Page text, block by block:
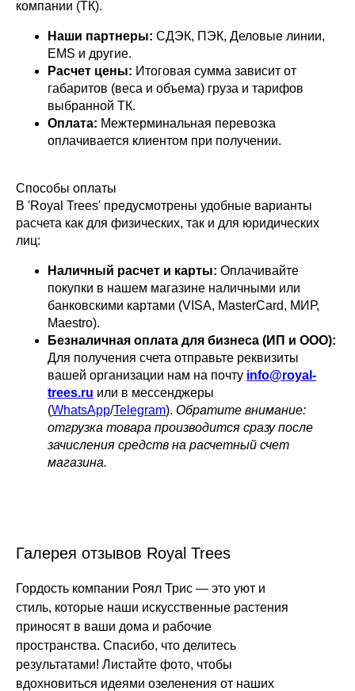
компании (ТК).
Наши партнеры: СДЭК, ПЭК, Деловые линии,
EMS и другие.
Расчет цены: Итоговая сумма зависит от
габаритов (веса и объема) груза и тарифов
выбранной ТК.
Оплата: Межтерминальная перевозка
оплачивается клиентом при получении.
Способы оплаты
В 'Royal Trees' предусмотрены удобные варианты
расчета как для физических, так и для юридических
лиц:
Наличный расчет и карты: Оплачивайте
покупки в нашем магазине наличными или
банковскими картами (VISA, MasterCard, МИР,
Maestro).
Безналичная оплата для бизнеса (ИП и ООО):
Для получения счета отправьте реквизиты
вашей организации нам на почту info@royal-
trees.ru или в мессенджеры
(WhatsApp/Telegram). Обратите внимание:
отгрузка товара производится сразу после
зачисления средств на расчетный счет
магазина.
Галерея отзывов Royal Trees
Гордость компании Роял Трис — это уют и
стиль, которые наши искусственные растения
приносят в ваши дома и рабочие
пространства. Спасибо, что делитесь
результатами! Листайте фото, чтобы
вдохновиться идеями озеленения от наших